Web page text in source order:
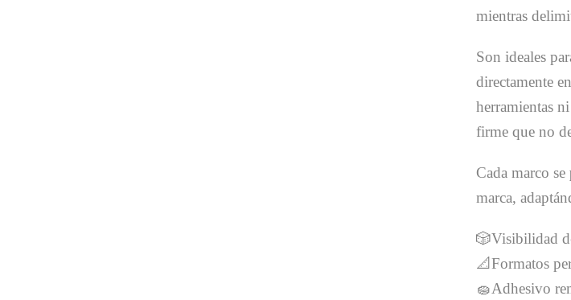
mientras
Son ideales
directamente
herramientas
firme que no
Cada marco se
marca,
🎲Visibilidad
📐Formatos
🧽Adhesivo